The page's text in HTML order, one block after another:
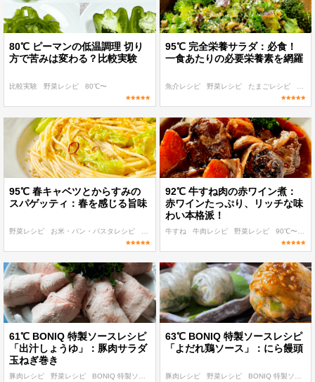
80℃ ピーマンの低温調理 切り
方で苦みは変わる？比較実験
比較実験 野菜レシピ 80℃〜
95℃ 完全栄養サラダ：必食！
一食あたりの必要栄養素を網羅
魚介レシピ 野菜レシピ たまごレシピ
95℃ 春キャベツとからすみの
スパゲッティ：春を感じる旨味
野菜レシピ お米・パン・パスタレシピ 朝食・ランチ ディナー
92℃ 牛すね肉の赤ワイン煮：
赤ワインたっぷり、リッチな味
わい本格派！
牛すね 牛肉レシピ 野菜レシピ 90℃〜
61℃ BONIQ 特製ソースレシピ
「出汁しょうゆ」：豚肉サラダ
玉ねぎ巻き
豚肉レシピ 野菜レシピ BONIQ 特製ソースレシピ 60℃〜 パパッと作れる
63℃ BONIQ 特製ソースレシピ
「よだれ鶏ソース」：にら饅頭
豚肉レシピ 野菜レシピ BONIQ 特製ソースレシピ